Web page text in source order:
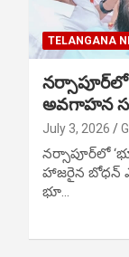
TELANGANA
నర్సాపూర్‌లో
అవగాహన
July 3, 2026
నర్సాపూర్‌లో
హాజరైన బోధన్
భూ…